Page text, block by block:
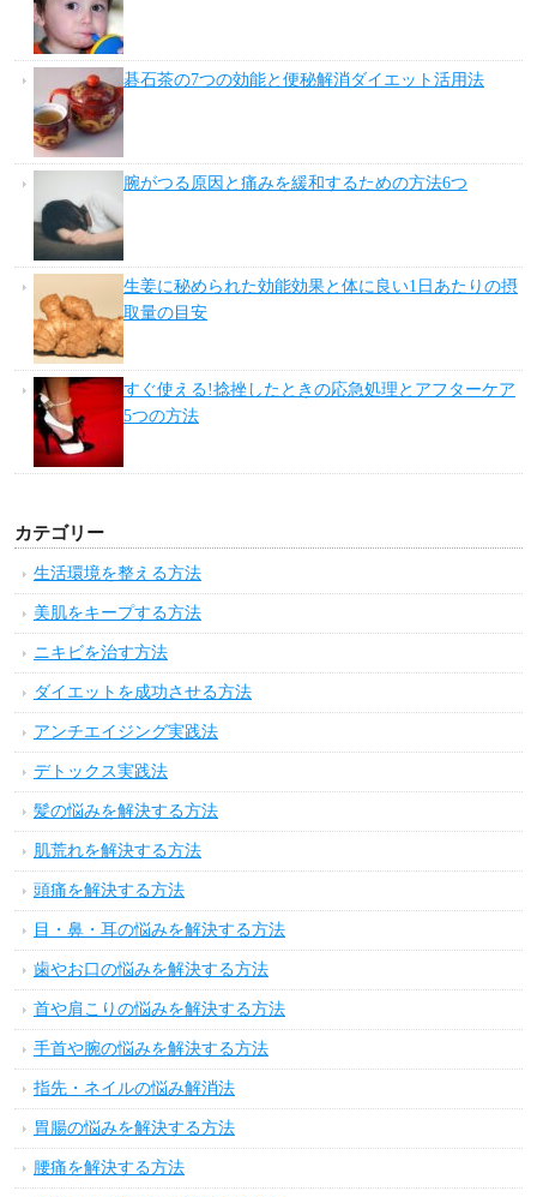
碁石茶の7つの効能と便秘解消ダイエット活用法
腕がつる原因と痛みを緩和するための方法6つ
生姜に秘められた効能効果と体に良い1日あたりの摂
取量の目安
すぐ使える!捻挫したときの応急処理とアフターケア
5つの方法
カテゴリー
生活環境を整える方法
美肌をキープする方法
ニキビを治す方法
ダイエットを成功させる方法
アンチエイジング実践法
デトックス実践法
髪の悩みを解決する方法
肌荒れを解決する方法
頭痛を解決する方法
目・鼻・耳の悩みを解決する方法
歯やお口の悩みを解決する方法
首や肩こりの悩みを解決する方法
手首や腕の悩みを解決する方法
指先・ネイルの悩み解消法
胃腸の悩みを解決する方法
腰痛を解決する方法